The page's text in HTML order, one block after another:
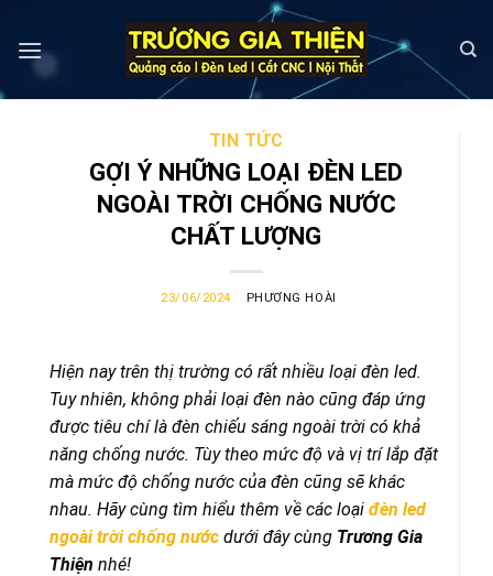
TIN TỨC
GỢI Ý NHỮNG LOẠI ĐÈN LED
NGOÀI TRỜI CHỐNG NƯỚC
CHẤT LƯỢNG
23/06/2024 PHƯƠNG HOÀI
Hiện nay trên thị trường có rất nhiều loại đèn led.
Tuy nhiên, không phải loại đèn nào cũng đáp ứng
được tiêu chí là đèn chiếu sáng ngoài trời có khả
năng chống nước. Tùy theo mức độ và vị trí lắp đặt
mà mức độ chống nước của đèn cũng sẽ khác
nhau. Hãy cùng tìm hiểu thêm về các loại đèn led
ngoài trời chống nước dưới đây cùng Trương Gia
Thiện nhé!